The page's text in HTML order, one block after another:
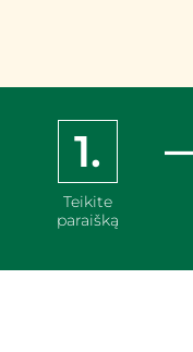
1.
Teikite
paraišką